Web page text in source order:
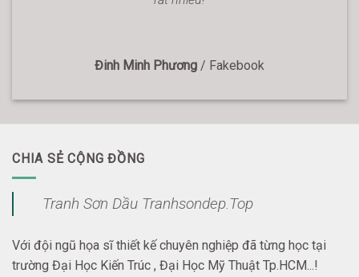
Đinh Minh Phương / Fakebook
CHIA SẺ CỘNG ĐỒNG
Tranh Sơn Dầu Tranhsondep.Top
Với đội ngũ họa sĩ thiết kế chuyên nghiệp đã từng học tại
trường Đại Học Kiến Trúc , Đại Học Mỹ Thuật Tp.HCM...!